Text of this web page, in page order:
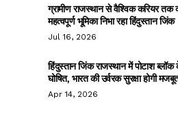
ग्रामीण राजस्थान से वैश्विक करियर तक
महत्वपूर्ण भूमिका निभा रहा हिंदुस्तान जिंक
Jul 16, 2026
हिंदुस्तान जिंक राजस्थान में पोटाश
घोषित, भारत की उर्वरक सुरक्षा होगी
Apr 14, 2026